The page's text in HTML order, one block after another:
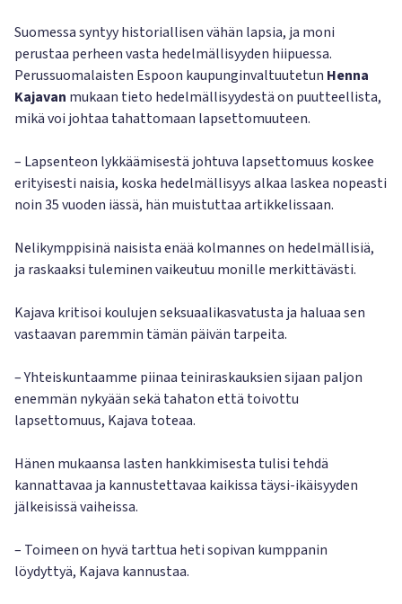
Suomessa syntyy historiallisen vähän lapsia, ja moni
perustaa perheen vasta hedelmällisyyden hiipuessa.
Perussuomalaisten Espoon kaupunginvaltuutetun Henna
Kajavan mukaan tieto hedelmällisyydestä on puutteellista,
mikä voi johtaa tahattomaan lapsettomuuteen.
– Lapsenteon lykkäämisestä johtuva lapsettomuus koskee
erityisesti naisia, koska hedelmällisyys alkaa laskea nopeasti
noin 35 vuoden iässä, hän muistuttaa artikkelissaan.
Nelikymppisinä naisista enää kolmannes on hedelmällisiä,
ja raskaaksi tuleminen vaikeutuu monille merkittävästi.
Kajava kritisoi koulujen seksuaalikasvatusta ja haluaa sen
vastaavan paremmin tämän päivän tarpeita.
– Yhteiskuntaamme piinaa teiniraskauksien sijaan paljon
enemmän nykyään sekä tahaton että toivottu
lapsettomuus, Kajava toteaa.
Hänen mukaansa lasten hankkimisesta tulisi tehdä
kannattavaa ja kannustettavaa kaikissa täysi-ikäisyyden
jälkeisissä vaiheissa.
– Toimeen on hyvä tarttua heti sopivan kumppanin
löydyttyä, Kajava kannustaa.